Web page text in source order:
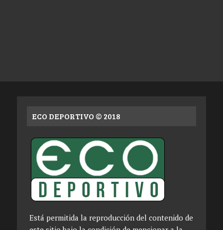
ECO DEPORTIVO © 2018
Está permitida la reproducción del contenido de